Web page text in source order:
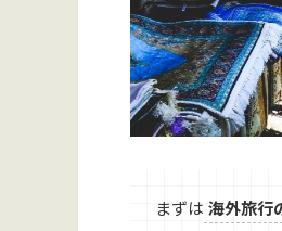
まずは 海外旅行